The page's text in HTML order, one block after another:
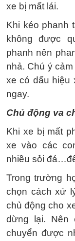
xe bị mất lái.
Khi kéo phanh
không được
phanh nên
nhả. Chú ý
xe có dấu hiệu
ngay.
Chủ động va
Khi xe bị mất
xe vào các
nhiều sỏi
Trong trường
chọn cách xử
chủ động cho
dừng lại. Nên
chuyển được